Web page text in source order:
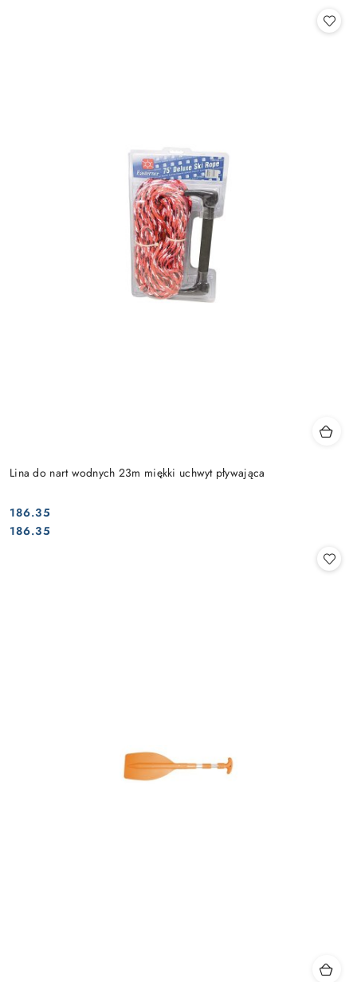
Lina do nart wodnych 23m miękki uchwyt pływająca
Cena:
186.35
Cena:
186.35